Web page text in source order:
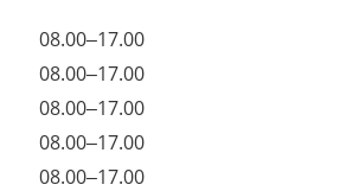
08.00–17.00
08.00–17.00
08.00–17.00
08.00–17.00
08.00–17.00